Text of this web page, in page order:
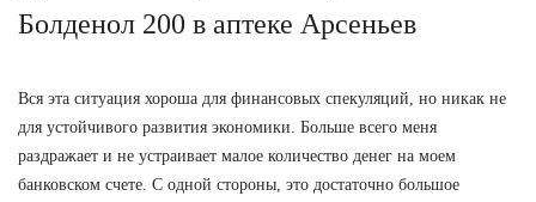
Болденол 200 в аптеке Арсеньев
Вся эта ситуация хороша для финансовых спекуляций, но никак не
для устойчивого развития экономики. Больше всего меня
раздражает и не устраивает малое количество денег на моем
банковском счете. С одной стороны, это достаточно большое